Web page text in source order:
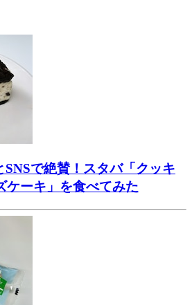
SNSで絶賛！スタバ「クッキ
ケーキ」を食べてみた